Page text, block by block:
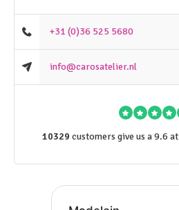
+31 (0)36 525 5680
info@carosatelier.nl
10329 customers give us a 9.6 at